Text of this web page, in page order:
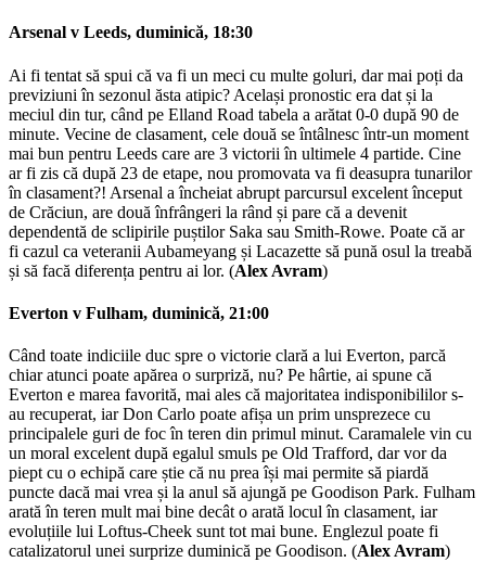
Arsenal v Leeds, duminică, 18:30
Ai fi tentat să spui că va fi un meci cu multe goluri, dar mai poți da
previziuni în sezonul ăsta atipic? Același pronostic era dat și la
meciul din tur, când pe Elland Road tabela a arătat 0-0 după 90 de
minute. Vecine de clasament, cele două se întâlnesc într-un moment
mai bun pentru Leeds care are 3 victorii în ultimele 4 partide. Cine
ar fi zis că după 23 de etape, nou promovata va fi deasupra tunarilor
în clasament?! Arsenal a încheiat abrupt parcursul excelent început
de Crăciun, are două înfrângeri la rând și pare că a devenit
dependentă de sclipirile puștilor Saka sau Smith-Rowe. Poate că ar
fi cazul ca veteranii Aubameyang și Lacazette să pună osul la treabă
și să facă diferența pentru ai lor. (Alex Avram)
Everton v Fulham, duminică, 21:00
Când toate indiciile duc spre o victorie clară a lui Everton, parcă
chiar atunci poate apărea o surpriză, nu? Pe hârtie, ai spune că
Everton e marea favorită, mai ales că majoritatea indisponibililor s-
au recuperat, iar Don Carlo poate afișa un prim unsprezece cu
principalele guri de foc în teren din primul minut. Caramalele vin cu
un moral excelent după egalul smuls pe Old Trafford, dar vor da
piept cu o echipă care știe că nu prea își mai permite să piardă
puncte dacă mai vrea și la anul să ajungă pe Goodison Park. Fulham
arată în teren mult mai bine decât o arată locul în clasament, iar
evoluțiile lui Loftus-Cheek sunt tot mai bune. Englezul poate fi
catalizatorul unei surprize duminică pe Goodison. (Alex Avram)